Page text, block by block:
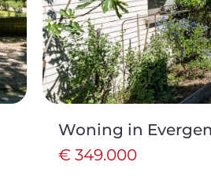
Woning in
€ 349.000